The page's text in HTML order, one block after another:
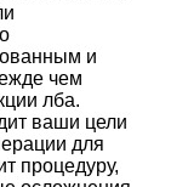
и
чем
лба.
ваши цели
для
процедуру,